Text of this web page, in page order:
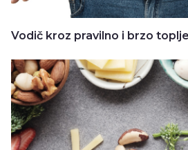
Vodič kroz pravilno i brzo